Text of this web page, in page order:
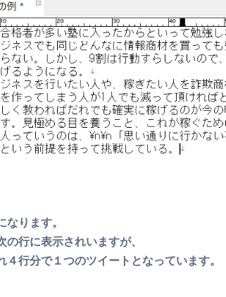
ります。
行に表示されいますが、
行分で１つのツイートとなっています。